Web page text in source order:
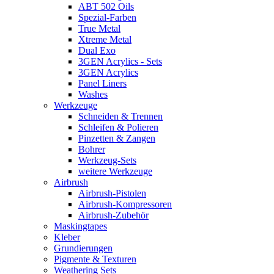
ABT 502 Oils
Spezial-Farben
True Metal
Xtreme Metal
Dual Exo
3GEN Acrylics - Sets
3GEN Acrylics
Panel Liners
Washes
Werkzeuge
Schneiden & Trennen
Schleifen & Polieren
Pinzetten & Zangen
Bohrer
Werkzeug-Sets
weitere Werkzeuge
Airbrush
Airbrush-Pistolen
Airbrush-Kompressoren
Airbrush-Zubehör
Maskingtapes
Kleber
Grundierungen
Pigmente & Texturen
Weathering Sets